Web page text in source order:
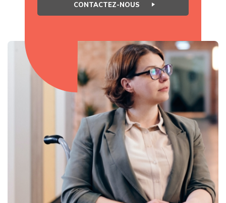
CONTACTEZ-NOUS